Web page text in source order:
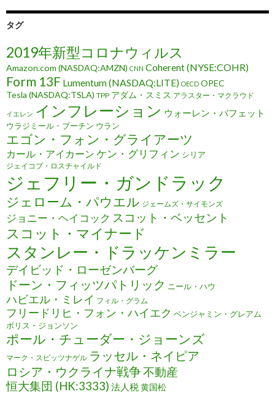
タグ
2019年新型コロナウィルス
Amazon.com (NASDAQ:AMZN) CNN Coherent (NYSE:COHR)
Form 13F Lumentum (NASDAQ:LITE) OECD OPEC
Tesla (NASDAQ:TSLA) TPP アダム・スミス アラスター・マクラウド
イエレン インフレーション ウォーレン・バフェット
ウラジミール・プーチン ウラン
エゴン・フォン・グライアーツ
カール・アイカーン ケン・グリフィン シリア
ジェイコブ・ロスチャイルド
ジェフリー・ガンドラック
ジェローム・パウエル ジェームズ・サイモンズ
ジョニー・ヘイコック スコット・ベッセント
スコット・マイナード
スタンレー・ドラッケンミラー
デイビッド・ローゼンバーグ
ドーン・フィッツパトリック ニール・ハウ
ハビエル・ミレイ フィル・グラム
フリードリヒ・フォン・ハイエク ベンジャミン・グレアム
ボリス・ジョンソン
ポール・チューダー・ジョーンズ
マーク・スピッツナゲル ラッセル・ネイピア
ロシア・ウクライナ戦争不動産
恒大集団 (HK:3333) 法人税黄国松